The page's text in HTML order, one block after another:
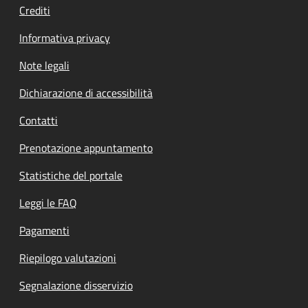
Crediti
Informativa privacy
Note legali
Dichiarazione di accessibilità
Contatti
Prenotazione appuntamento
Statistiche del portale
Leggi le FAQ
Pagamenti
Riepilogo valutazioni
Segnalazione disservizio